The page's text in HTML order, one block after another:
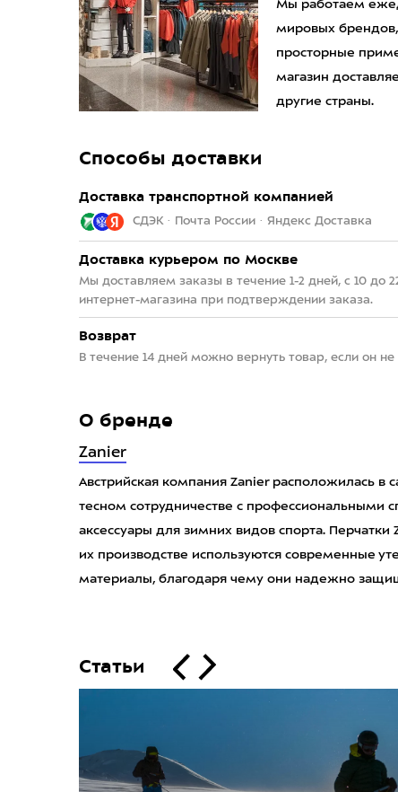
Мы работаем
мировых
просторные
магазин
другие страны.
Способы доставки
Доставка транспортной компанией
СДЭК · Почта России · Яндекс Доставка
Доставка курьером по Москве
Мы доставляем заказы в течение 1-2 дней, с 10 до
интернет-магазина при подтверждении заказа.
Возврат
В течение 14 дней можно вернуть товар, если он
О бренде
Zanier
Австрийская компания Zanier расположилась
тесном сотрудничестве с профессиональными
аксессуары для зимних видов спорта. Перчатки
их производстве используются современные
материалы, благодаря чему они надежно
Статьи